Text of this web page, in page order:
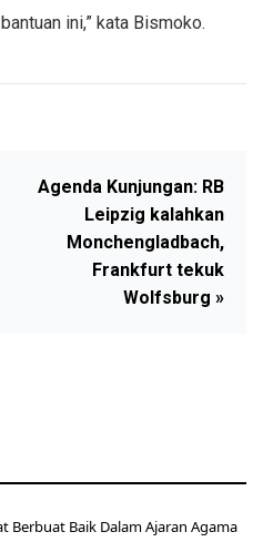
ini,” kata Bismoko.
Agenda Kunjungan: RB
Leipzig kalahkan
Monchengladbach,
Frankfurt tekuk
Wolfsburg »
Berbuat Baik Dalam Ajaran Agama